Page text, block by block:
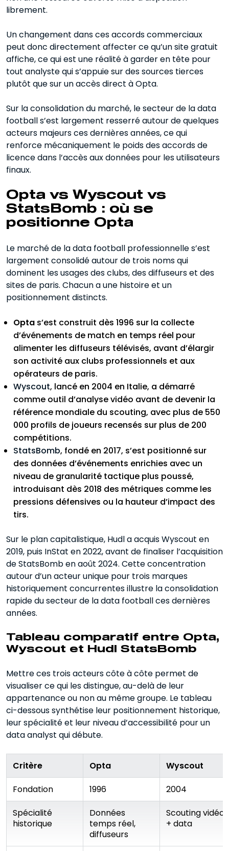
librement.
Un changement dans ces accords commerciaux
peut donc directement affecter ce qu’un site gratuit
affiche, ce qui est une réalité à garder en tête pour
tout analyste qui s’appuie sur des sources tierces
plutôt que sur un accès direct à Opta.
Sur la consolidation du marché, le secteur de la data
football s’est largement resserré autour de quelques
acteurs majeurs ces dernières années, ce qui
renforce mécaniquement le poids des accords de
licence dans l’accès aux données pour les utilisateurs
finaux.
Opta vs Wyscout vs
StatsBomb : où se
positionne Opta
Le marché de la data football professionnelle s’est
largement consolidé autour de trois noms qui
dominent les usages des clubs, des diffuseurs et des
sites de paris. Chacun a une histoire et un
positionnement distincts.
Opta s’est construit dès 1996 sur la collecte
d’événements de match en temps réel pour
alimenter les diffuseurs télévisés, avant d’élargir
son activité aux clubs professionnels et aux
opérateurs de paris.
Wyscout, lancé en 2004 en Italie, a démarré
comme outil d’analyse vidéo avant de devenir la
référence mondiale du scouting, avec plus de 550
000 profils de joueurs recensés sur plus de 200
compétitions.
StatsBomb, fondé en 2017, s’est positionné sur
des données d’événements enrichies avec un
niveau de granularité tactique plus poussé,
introduisant dès 2018 des métriques comme les
pressions défensives ou la hauteur d’impact des
tirs.
Sur le plan capitalistique, Hudl a acquis Wyscout en
2019, puis InStat en 2022, avant de finaliser l’acquisition
de StatsBomb en août 2024. Cette concentration
autour d’un acteur unique pour trois marques
historiquement concurrentes illustre la consolidation
rapide du secteur de la data football ces dernières
années.
Tableau comparatif entre Opta,
Wyscout et Hudl StatsBomb
Mettre ces trois acteurs côte à côte permet de
visualiser ce qui les distingue, au-delà de leur
appartenance ou non au même groupe. Le tableau
ci-dessous synthétise leur positionnement historique,
leur spécialité et leur niveau d’accessibilité pour un
data analyst qui débute.
Critère Opta
Wyscout
Fondation
1996
2004
Spécialité
historique
Données
temps réel,
diffuseurs
Scouting vidéo
+ data